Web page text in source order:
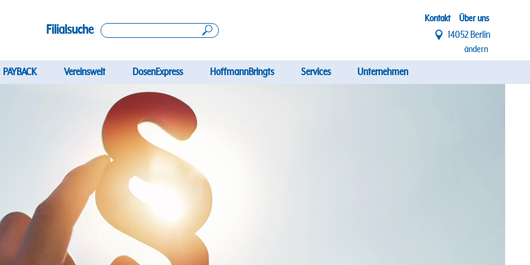
Filialsuche
Top
Menü
Kontakt Über uns
14052 Berlin
ändern
PAYBACK Vereinswelt DosenExpress HoffmannBringts Services Unternehmen